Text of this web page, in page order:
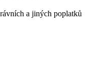
a jiných poplatků